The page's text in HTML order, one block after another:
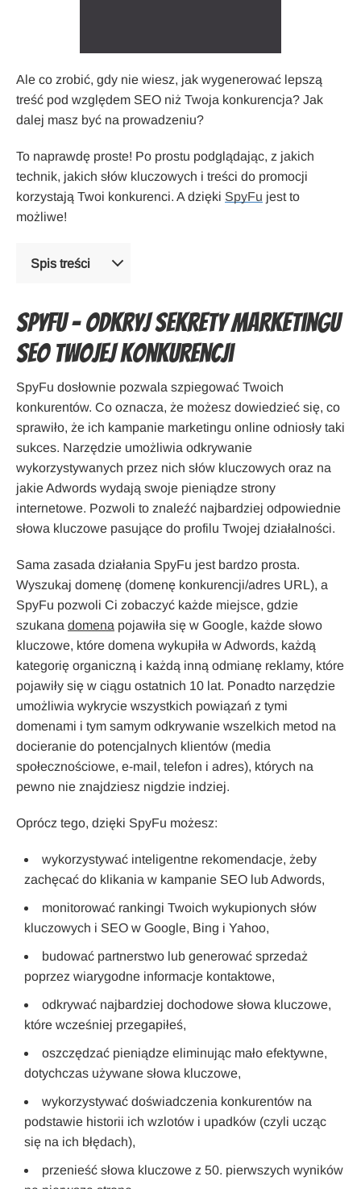
Ale co zrobić, gdy nie wiesz, jak wygenerować lepszą
treść pod względem SEO niż Twoja konkurencja? Jak
dalej masz być na prowadzeniu?
To naprawdę proste! Po prostu podglądając, z jakich
technik, jakich słów kluczowych i treści do promocji
korzystają Twoi konkurenci. A dzięki SpyFu jest to
możliwe!
Spis treści
SpyFu – odkryj sekrety marketingu
SEO Twojej konkurencji
SpyFu dosłownie pozwala szpiegować Twoich
konkurentów. Co oznacza, że możesz dowiedzieć się, co
sprawiło, że ich kampanie marketingu online odniosły taki
sukces. Narzędzie umożliwia odkrywanie
wykorzystywanych przez nich słów kluczowych oraz na
jakie Adwords wydają swoje pieniądze strony
internetowe. Pozwoli to znaleźć najbardziej odpowiednie
słowa kluczowe pasujące do profilu Twojej działalności.
Sama zasada działania SpyFu jest bardzo prosta.
Wyszukaj domenę (domenę konkurencji/adres URL), a
SpyFu pozwoli Ci zobaczyć każde miejsce, gdzie
szukana domena pojawiła się w Google, każde słowo
kluczowe, które domena wykupiła w Adwords, każdą
kategorię organiczną i każdą inną odmianę reklamy, które
pojawiły się w ciągu ostatnich 10 lat. Ponadto narzędzie
umożliwia wykrycie wszystkich powiązań z tymi
domenami i tym samym odkrywanie wszelkich metod na
docieranie do potencjalnych klientów (media
społecznościowe, e-mail, telefon i adres), których na
pewno nie znajdziesz nigdzie indziej.
Oprócz tego, dzięki SpyFu możesz:
wykorzystywać inteligentne rekomendacje, żeby
zachęcać do klikania w kampanie SEO lub Adwords,
monitorować rankingi Twoich wykupionych słów
kluczowych i SEO w Google, Bing i Yahoo,
budować partnerstwo lub generować sprzedaż
poprzez wiarygodne informacje kontaktowe,
odkrywać najbardziej dochodowe słowa kluczowe,
które wcześniej przegapiłeś,
oszczędzać pieniądze eliminując mało efektywne,
dotychczas używane słowa kluczowe,
wykorzystywać doświadczenia konkurentów na
podstawie historii ich wzlotów i upadków (czyli ucząc
się na ich błędach),
przenieść słowa kluczowe z 50. pierwszych wyników